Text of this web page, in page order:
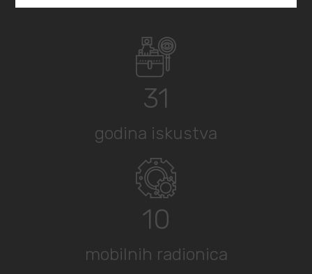
32
godina iskustva
15
mobilnih radionica